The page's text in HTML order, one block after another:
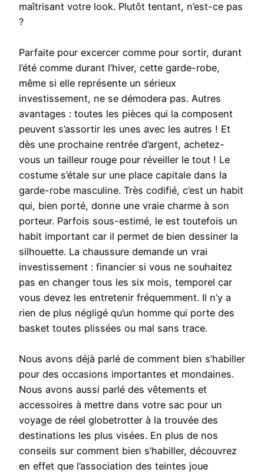
maîtrisant votre look. Plutôt tentant, n’est-ce pas
?
Parfaite pour excercer comme pour sortir, durant
l’été comme durant l’hiver, cette garde-robe,
même si elle représente un sérieux
investissement, ne se démodera pas. Autres
avantages : toutes les pièces qui la composent
peuvent s’assortir les unes avec les autres ! Et
dès une prochaine rentrée d’argent, achetez-
vous un tailleur rouge pour réveiller le tout ! Le
costume s’étale sur une place capitale dans la
garde-robe masculine. Très codifié, c’est un habit
qui, bien porté, donne une vraie charme à son
porteur. Parfois sous-estimé, le est toutefois un
habit important car il permet de bien dessiner la
silhouette. La chaussure demande un vrai
investissement : financier si vous ne souhaitez
pas en changer tous les six mois, temporel car
vous devez les entretenir fréquemment. Il n’y a
rien de plus négligé qu’un homme qui porte des
basket toutes plissées ou mal sans trace.
Nous avons déjà parlé de comment bien s’habiller
pour des occasions importantes et mondaines.
Nous avons aussi parlé des vêtements et
accessoires à mettre dans votre sac pour un
voyage de réel globetrotter à la trouvée des
destinations les plus visées. En plus de nos
conseils sur comment bien s’habiller, découvrez
en effet que l’association des teintes joue